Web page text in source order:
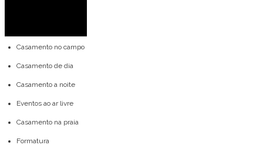
Casamento no campo
Casamento de dia
Casamento a noite
Eventos ao ar livre
Casamento na praia
Formatura